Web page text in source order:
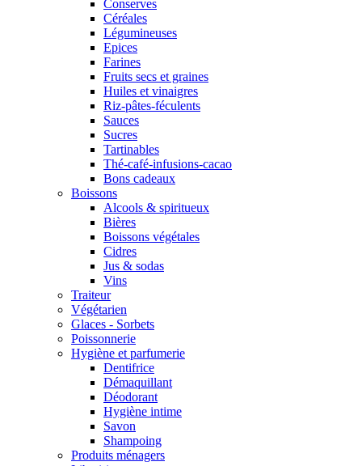
Conserves
Céréales
Légumineuses
Epices
Farines
Fruits secs et graines
Huiles et vinaigres
Riz-pâtes-féculents
Sauces
Sucres
Tartinables
Thé-café-infusions-cacao
Bons cadeaux
Boissons
Alcools & spiritueux
Bières
Boissons végétales
Cidres
Jus & sodas
Vins
Traiteur
Végétarien
Glaces - Sorbets
Poissonnerie
Hygiène et parfumerie
Dentifrice
Démaquillant
Déodorant
Hygiène intime
Savon
Shampoing
Produits ménagers